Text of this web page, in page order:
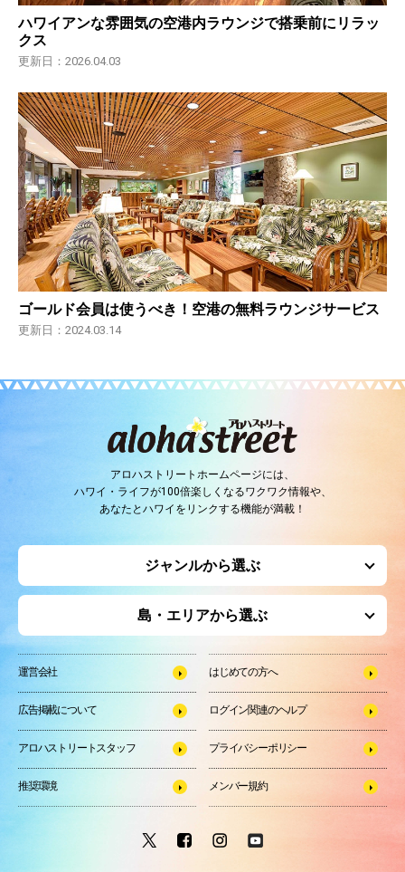
ハワイアンな雰囲気の空港内ラウンジで搭乗前にリラッ
クス
更新日：2026.04.03
ゴールド会員は使うべき！空港の無料ラウンジサービス
更新日：2024.03.14
アロハストリートホームページには、
ハワイ・ライフが100倍楽しくなるワクワク情報や、
あなたとハワイをリンクする機能が満載！
ジャンルから選ぶ
島・エリアから選ぶ
運営会社 はじめての方へ
広告掲載について ログイン関連のヘルプ
アロハストリートスタッフ プライバシーポリシー
推奨環境 メンバー規約